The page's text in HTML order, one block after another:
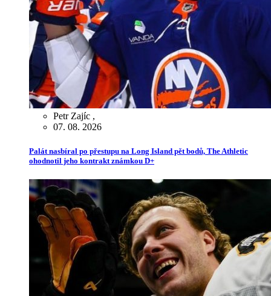
Petr Zajíc ,
07. 08. 2026
Palát nasbíral po přestupu na Long Island pět bodů, The Athletic
ohodnotil jeho kontrakt známkou D+